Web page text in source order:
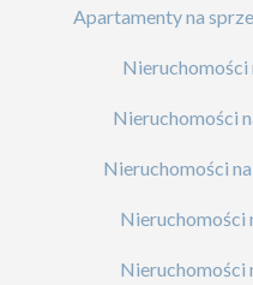
Apartamenty na
Nieruchomości
Nieruchomości
Nieruchomości
Nieruchomości
Nieruchomości